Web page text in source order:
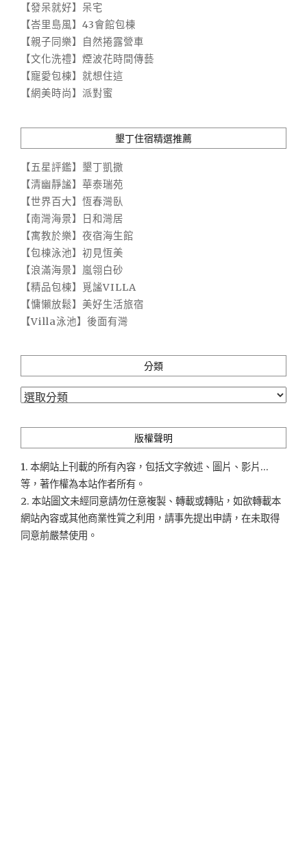
【發呆就好】呆宅
【峇里島風】43會館包棟
【親子同樂】自然捲露營車
【文化洗禮】煙波花時間傳藝
【寵愛包棟】就想住這
【網美時尚】派對蜜
墾丁住宿精選推薦
【五星評鑑】墾丁凱撒
【清幽靜謐】華泰瑞苑
【世界百大】恆春灣臥
【南灣海景】日和灣居
【寓教於樂】夜宿海生館
【包棟泳池】初見恆美
【浪滿海景】嵐翎白砂
【精品包棟】覓謐VILLA
【慵懶放鬆】美好生活旅宿
【Villa泳池】後面有灣
分類
分
版權聲明
1. 本網站上刊載的所有內容，包括文字敘述、圖片、影片...
等，著作權為本站作者所有。
2. 本站圖文未經同意請勿任意複製、轉載或轉貼，如欲轉載本
網站內容或其他商業性質之利用，請事先提出申請，在未取得
同意前嚴禁使用。